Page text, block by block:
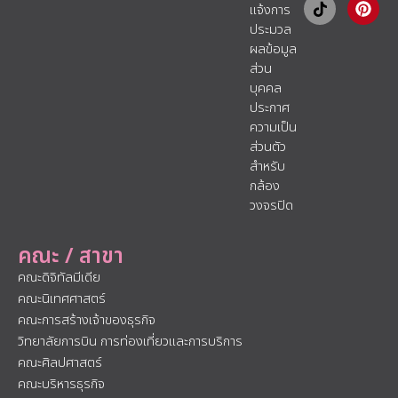
คณะ / สาขา
คณะดิจิทัลมีเดีย
คณะนิเทศศาสตร์
คณะการสร้างเจ้าของธุรกิจ
วิทยาลัยการบิน การท่องเที่ยวและการบริการ
คณะศิลปศาสตร์
คณะบริหารธุรกิจ
แจ้งการ
ประมวล
ผลข้อมูล
ส่วน
บุคคล
ประกาศ
ความเป็น
ส่วนตัว
สำหรับ
กล้อง
วงจรปิด